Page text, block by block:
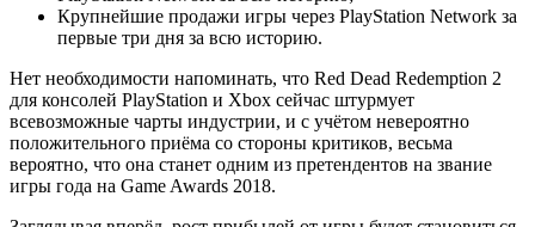
Крупнейшие продажи игры через PlayStation Network за
первые три дня за всю историю.
Нет необходимости напоминать, что Red Dead Redemption 2
для консолей PlayStation и Xbox сейчас штурмует
всевозможные чарты индустрии, и с учётом невероятно
положительного приёма со стороны критиков, весьма
вероятно, что она станет одним из претендентов на звание
игры года на Game Awards 2018.